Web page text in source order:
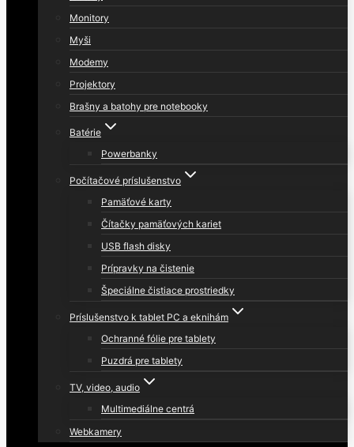
Monitory
Myši
Modemy
Projektory
Brašny a batohy pre notebooky
Batérie
Powerbanky
Počítačové príslušenstvo
Pamäťové karty
Čítačky pamäťových kariet
USB flash disky
Prípravky na čistenie
Špeciálne čistiace prostriedky
Príslušenstvo k tablet PC a eknihám
Ochranné fólie pre tablety
Puzdrá pre tablety
TV, video, audio
Multimediálne centrá
Webkamery